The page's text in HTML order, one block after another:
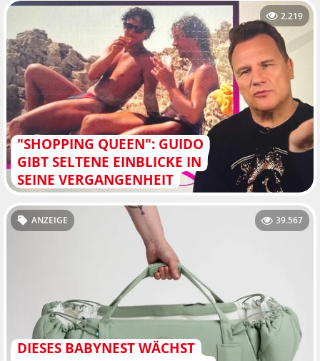
"SHOPPING QUEEN": GUIDO
GIBT SELTENE EINBLICKE IN
SEINE VERGANGENHEIT
2.219
DIESES BABYNEST WÄCHST
ANZEIGE 39.567